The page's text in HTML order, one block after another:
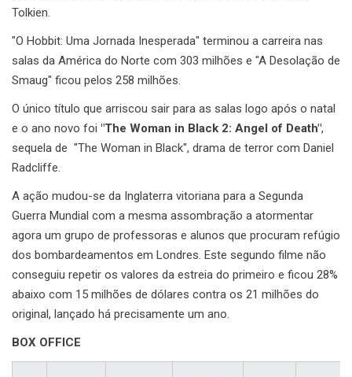
Tolkien.
"O Hobbit: Uma Jornada Inesperada" terminou a carreira nas
salas da América do Norte com 303 milhões e "A Desolação de
Smaug" ficou pelos 258 milhões.
O único título que arriscou sair para as salas logo após o natal
e o ano novo foi "The Woman in Black 2: Angel of Death",
sequela de "The Woman in Black", drama de terror com Daniel
Radcliffe.
A ação mudou-se da Inglaterra vitoriana para a Segunda
Guerra Mundial com a mesma assombração a atormentar
agora um grupo de professoras e alunos que procuram refúgio
dos bombardeamentos em Londres. Este segundo filme não
conseguiu repetir os valores da estreia do primeiro e ficou 28%
abaixo com 15 milhões de dólares contra os 21 milhões do
original, lançado há precisamente um ano.
BOX OFFICE